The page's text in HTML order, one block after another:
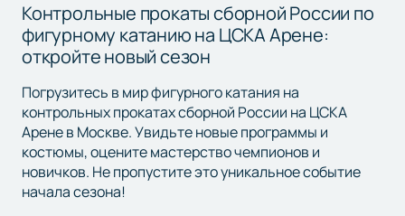
Контрольные прокаты сборной России по
фигурному катанию на ЦСКА Арене:
откройте новый сезон
Погрузитесь в мир фигурного катания на
контрольных прокатах сборной России на ЦСКА
Арене в Москве. Увидьте новые программы и
костюмы, оцените мастерство чемпионов и
новичков. Не пропустите это уникальное событие
начала сезона!